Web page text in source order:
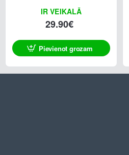
IR VEIKALĀ
29.90€
Pievienot grozam